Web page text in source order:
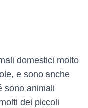
domestici molto
e sono anche
sono animali
dei piccoli